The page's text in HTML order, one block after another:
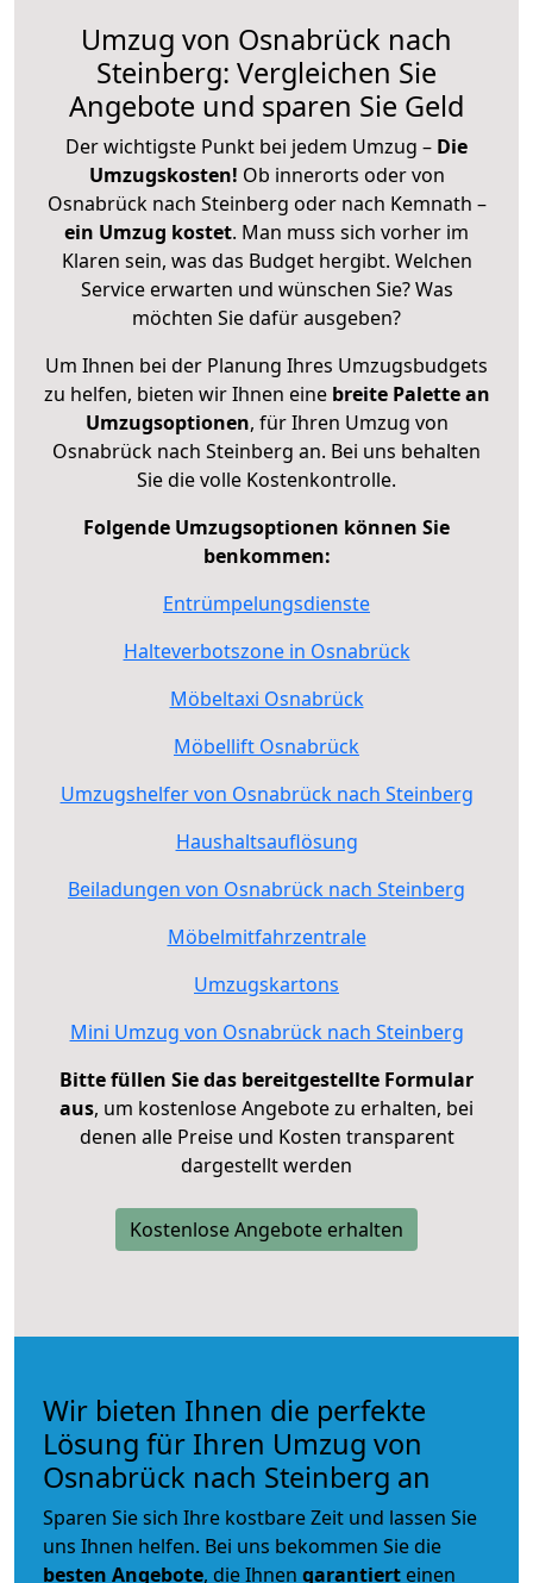
Umzug von Osnabrück nach
Steinberg: Vergleichen Sie
Angebote und sparen Sie Geld
Der wichtigste Punkt bei jedem Umzug – Die
Umzugskosten! Ob innerorts oder von
Osnabrück nach Steinberg oder nach Kemnath –
ein Umzug kostet. Man muss sich vorher im
Klaren sein, was das Budget hergibt. Welchen
Service erwarten und wünschen Sie? Was
möchten Sie dafür ausgeben?
Um Ihnen bei der Planung Ihres Umzugsbudgets
zu helfen, bieten wir Ihnen eine breite Palette an
Umzugsoptionen, für Ihren Umzug von
Osnabrück nach Steinberg an. Bei uns behalten
Sie die volle Kostenkontrolle.
Folgende Umzugsoptionen können Sie
benkommen:
Entrümpelungsdienste
Halteverbotszone in Osnabrück
Möbeltaxi Osnabrück
Möbellift Osnabrück
Umzugshelfer von Osnabrück nach Steinberg
Haushaltsauflösung
Beiladungen von Osnabrück nach Steinberg
Möbelmitfahrzentrale
Umzugskartons
Mini Umzug von Osnabrück nach Steinberg
Bitte füllen Sie das bereitgestellte Formular
aus, um kostenlose Angebote zu erhalten, bei
denen alle Preise und Kosten transparent
dargestellt werden
Kostenlose Angebote erhalten
Wir bieten Ihnen die perfekte
Lösung für Ihren Umzug von
Osnabrück nach Steinberg an
Sparen Sie sich Ihre kostbare Zeit und lassen Sie
uns Ihnen helfen. Bei uns bekommen Sie die
besten Angebote, die Ihnen garantiert einen